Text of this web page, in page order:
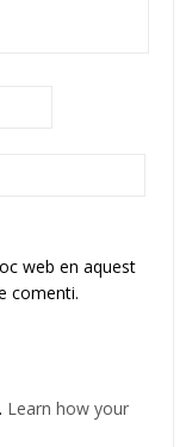
web en aquest
comenti.
Learn how your